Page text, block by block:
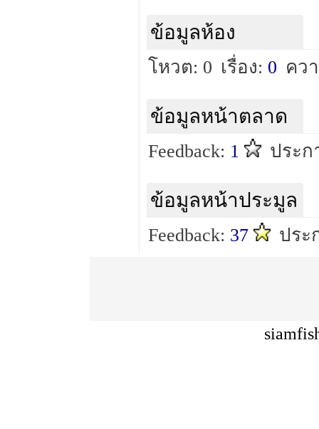
ข้อมูลห้อง
โหวต: 0 เรื่อง: 0 คว
ข้อมูลหน้าตลาด
Feedback: 1 ประก
ข้อมูลหน้าประมูล
Feedback: 37 ประ